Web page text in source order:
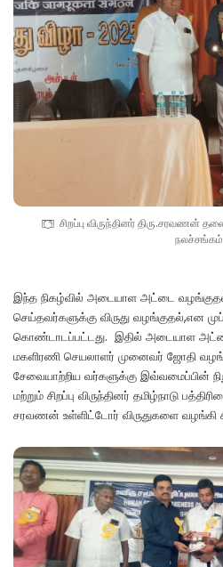
சிறப்பு விருந்தினர் திரு.சரவணன்
நலச்சங்கம்
இந்த நிகழ்வில் அடையாள அட்டை
செய்தவர்களுக்கு விருது வழங்குதல்,என
கொண்டாடப்பட்டது. இதில் அடையாள
மகளிரணி செயலாளர் முனைவர் ஜோதி
சேவையாற்றிய வர்களுக்கு இவ்வமைப்பின்
மற்றும் சிறப்பு விருந்தினர் தமிழ்நாடு
சரவணன் உள்ளிட்டோர் விருதுகளை வழங்கி